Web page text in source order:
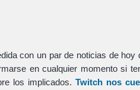
con un par de noticias de
en cualquier momento si
los implicados. Twitch nos